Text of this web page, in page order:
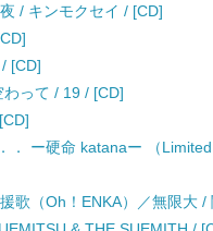
/ キンモクセイ / [CD]
[CD]
って / 19 / [CD]
． ー硬命 katanaー （
歌（Oh！ENKA）／無限大